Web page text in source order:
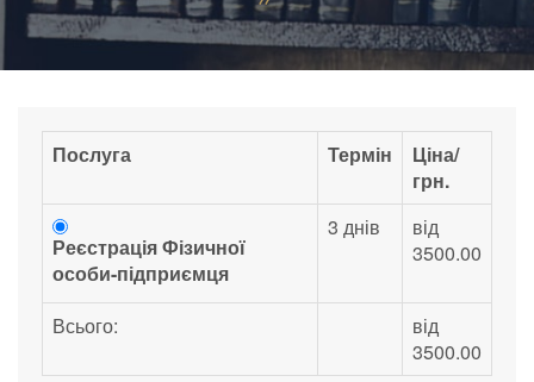
Послуга Термін
Ціна/
грн.
Реєстрація Фізичної
особи-підприємця
3 днів
від
3500.00
Всього:
від
3500.00